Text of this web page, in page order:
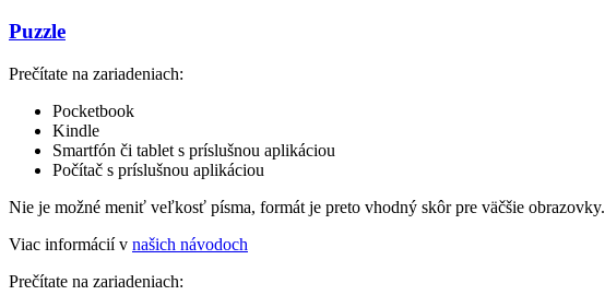
Puzzle
Prečítate na zariadeniach:
Pocketbook
Kindle
Smartfón či tablet s príslušnou aplikáciou
Počítač s príslušnou aplikáciou
Nie je možné meniť veľkosť písma, formát je preto vhodný skôr pre väčšie obrazovky.
Viac informácií v našich návodoch
Prečítate na zariadeniach: